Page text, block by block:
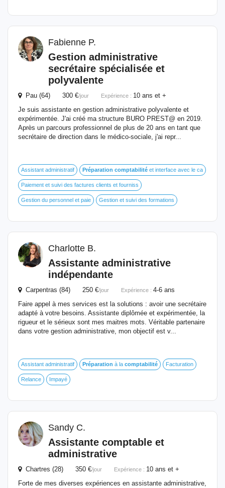
Fabienne P.
Gestion administrative
secrétaire spécialisée et
polyvalente
Pau (64) 300 €/jour Expérience : 10 ans et +
Je suis assistante en gestion administrative polyvalente et
expérimentée. J'ai créé ma structure BURO PREST@ en 2019.
Après un parcours professionnel de plus de 20 ans en tant que
secrétaire de direction dans le médico-sociale, j'ai repr...
Assistant administratif Préparation comptabilité et interface avec le ca
Paiement et suivi des factures clients et fourniss
Gestion du personnel et paie Gestion et suivi des formations
Charlotte B.
Assistante administrative
indépendante
Carpentras (84) 250 €/jour Expérience : 4-6 ans
Faire appel à mes services est la solutions : avoir une secrétaire
adapté à votre besoins. Assistante diplômée et expérimentée, la
rigueur et le sérieux sont mes maitres mots. Véritable partenaire
dans votre gestion administrative, mon objectif est v...
Assistant administratif Préparation à la comptabilité Facturation
Relance Impayé
Sandy C.
Assistante comptable et
administrative
Chartres (28) 350 €/jour Expérience : 10 ans et +
Forte de mes diverses expériences en assistante administrative,